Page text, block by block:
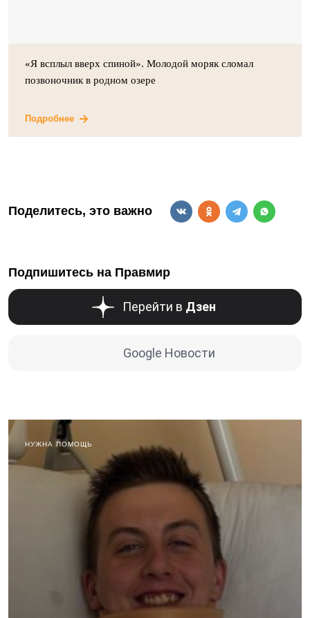
«Я всплыл вверх спиной». Молодой моряк сломал
позвоночник в родном озере
Подробнее
Поделитесь, это важно
Подпишитесь на Правмир
Перейти в Дзен
Google Новости
НУЖНА ПОМОЩЬ